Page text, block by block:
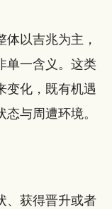
以吉兆为主，
单一含义。这类
变化，既有机遇
与周遭环境。
、获得晋升或者